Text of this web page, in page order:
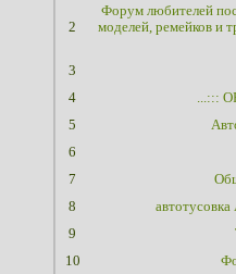
2
Форум любителей
моделей, ремейков и
3
4
...:::
5
6
7
8
9
10